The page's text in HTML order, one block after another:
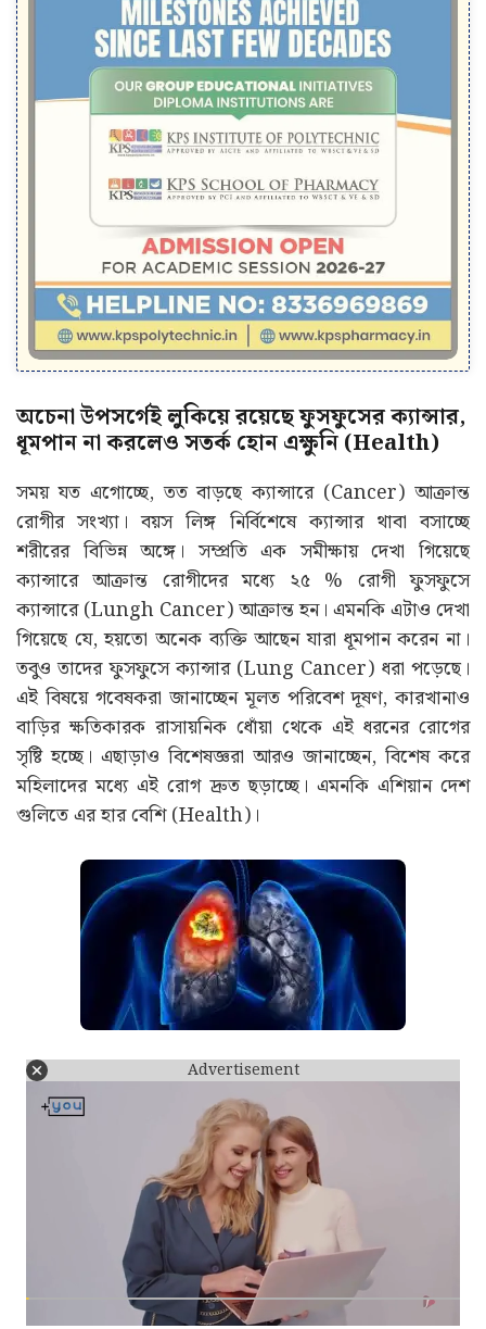
অচেনা উপসর্গেই লুকিয়ে রয়েছে ফুসফুসের ক্যান্সার,
ধূমপান না করলেও সতর্ক হোন এক্ষুনি (Health)
সময় যত এগোচ্ছে, তত বাড়ছে ক্যান্সারে (Cancer) আক্রান্ত
রোগীর সংখ্যা। বয়স লিঙ্গ নির্বিশেষে ক্যান্সার থাবা বসাচ্ছে
শরীরের বিভিন্ন অঙ্গে। সম্প্রতি এক সমীক্ষায় দেখা গিয়েছে
ক্যান্সারে আক্রান্ত রোগীদের মধ্যে ২৫ % রোগী ফুসফুসে
ক্যান্সারে (Lungh Cancer) আক্রান্ত হন। এমনকি এটাও দেখা
গিয়েছে যে, হয়তো অনেক ব্যক্তি আছেন যারা ধূমপান করেন না।
তবুও তাদের ফুসফুসে ক্যান্সার (Lung Cancer) ধরা পড়েছে।
এই বিষয়ে গবেষকরা জানাচ্ছেন মূলত পরিবেশ দূষণ, কারখানাও
বাড়ির ক্ষতিকারক রাসায়নিক ধোঁয়া থেকে এই ধরনের রোগের
সৃষ্টি হচ্ছে। এছাড়াও বিশেষজ্ঞরা আরও জানাচ্ছেন, বিশেষ করে
মহিলাদের মধ্যে এই রোগ দ্রুত ছড়াচ্ছে। এমনকি এশিয়ান দেশ
গুলিতে এর হার বেশি (Health)।
Advertisement